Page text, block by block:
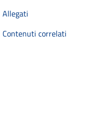
Allegati
Contenuti correlati